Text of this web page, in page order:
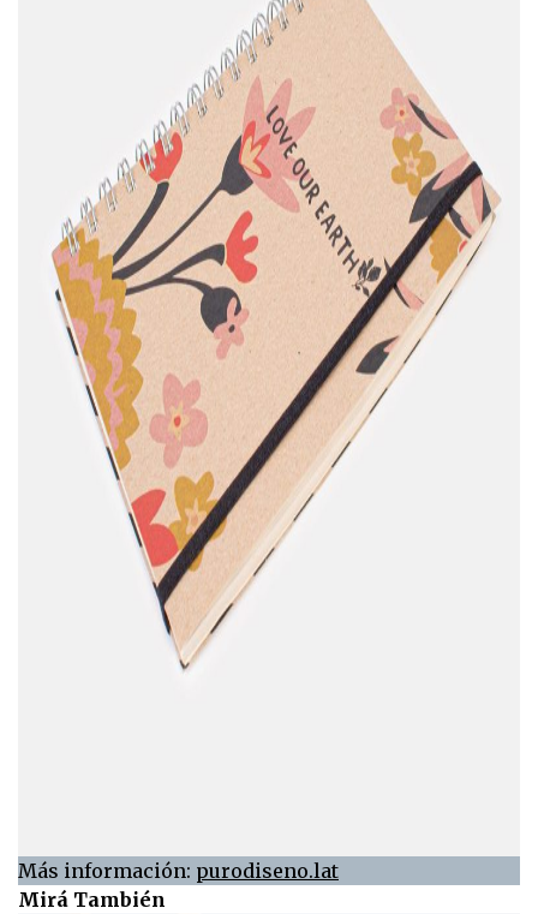
Más información: purodiseno.lat
Mirá También